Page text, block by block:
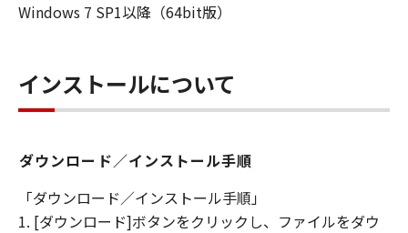
Windows 7 SP1以降（64bit版）
インストールについて
ダウンロード／インストール手順
「ダウンロード／インストール手順」
1. [ダウンロード]ボタンをクリックし、ファイルをダウ